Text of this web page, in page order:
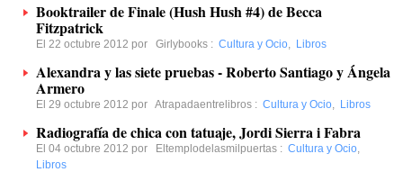
Booktrailer de Finale (Hush Hush #4) de Becca
Fitzpatrick
El 22 octubre 2012 por Girlybooks : Cultura y Ocio, Libros
Alexandra y las siete pruebas - Roberto Santiago y Ángela
Armero
El 29 octubre 2012 por Atrapadaentrelibros : Cultura y Ocio, Libros
Radiografía de chica con tatuaje, Jordi Sierra i Fabra
El 04 octubre 2012 por Eltemplodelasmilpuertas : Cultura y Ocio,
Libros